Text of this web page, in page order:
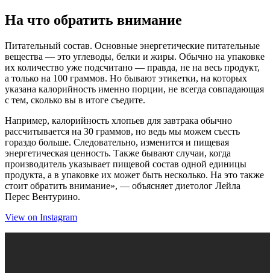
На что обратить внимание
Питательный состав. Основные энергетические питательные
вещества — это углеводы, белки и жиры. Обычно на упаковке
их количество уже подсчитано — правда, не на весь продукт,
а только на 100 граммов. Но бывают этикетки, на которых
указана калорийность именно порции, не всегда совпадающая
с тем, сколько вы в итоге съедите.
Например, калорийность хлопьев для завтрака обычно
рассчитывается на 30 граммов, но ведь мы можем съесть
гораздо больше. Следовательно, изменится и пищевая
энергетическая ценность. Также бывают случаи, когда
производитель указывает пищевой состав одной единицы
продукта, а в упаковке их может быть несколько. На это также
стоит обратить внимание», — объясняет диетолог Лейла
Перес Вентурино.
View on Instagram